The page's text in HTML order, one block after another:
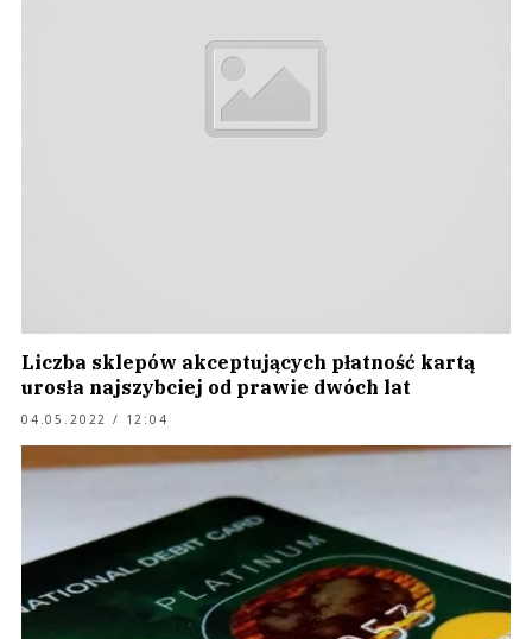
Liczba sklepów akceptujących płatność kartą
urosła najszybciej od prawie dwóch lat
04.05.2022 / 12:04